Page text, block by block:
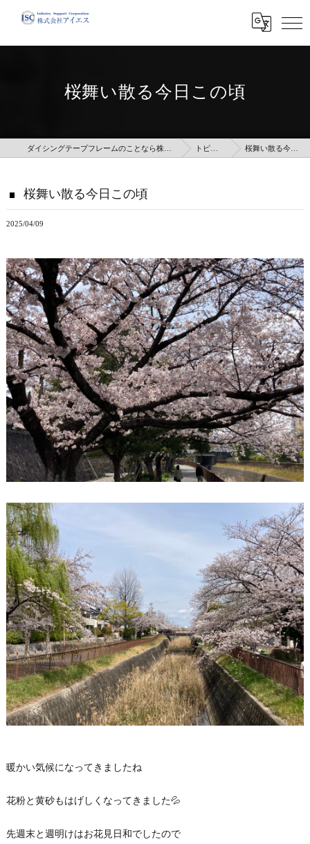
桜舞い散る今日この頃
ダイシングテープフレームのことなら株式会社アイエス トピックス 桜舞い散る今日この頃
桜舞い散る今日この頃
2025/04/09
暖かい気候になってきましたね
花粉と黄砂もはげしくなってきました💦
先週末と週明けはお花見日和でしたので